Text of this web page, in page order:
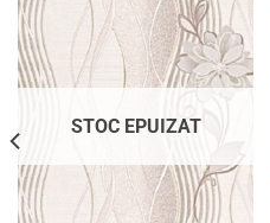
STOC EPUIZAT